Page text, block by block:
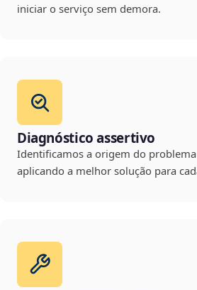
iniciar o serviço sem demora.
Diagnóstico assertivo
Identificamos a origem do
aplicando a melhor solução para